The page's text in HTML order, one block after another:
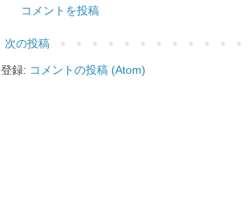
コメントを投稿
次の投稿
登録: コメントの投稿 (Atom)